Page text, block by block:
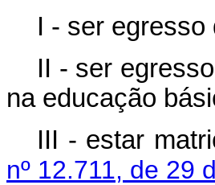
I - ser
II - ser
na educação
III - estar
nº 12.711, de 29